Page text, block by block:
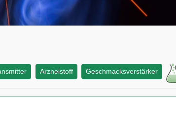
Arzneistoff Geschmacksverstärker